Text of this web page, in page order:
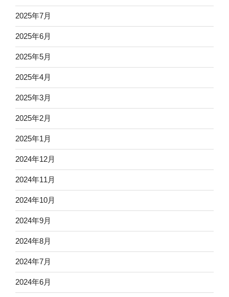
2025年7月
2025年6月
2025年5月
2025年4月
2025年3月
2025年2月
2025年1月
2024年12月
2024年11月
2024年10月
2024年9月
2024年8月
2024年7月
2024年6月